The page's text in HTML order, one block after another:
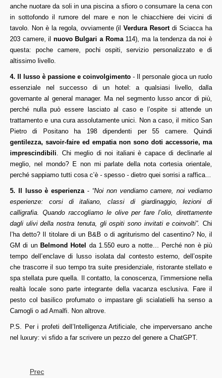
anche nuotare da soli in una piscina a sfioro o consumare la cena con
in sottofondo il rumore del mare e non le chiacchiere dei vicini di
tavolo. Non è la regola, ovviamente (ilVerdura Resortdi Sciacca ha
203 camere, il nuovo Bulgari a Roma114), ma la tendenza da noi è
questa: poche camere, pochi ospiti, servizio personalizzato e di
altissimo livello.
4. Il lusso è passione e coinvolgimento - Il personale gioca un ruolo
essenziale nel successo di un hotel: a qualsiasi livello, dalla
governante al general manager. Ma nel segmento lusso ancor di più,
perché nulla può essere lasciato al caso e l’ospite si attende un
trattamento e una cura assolutamente unici. Non a caso, il mitico San
Pietro di Positano ha 198 dipendenti per 55 camere. Quindi
gentilezza, savoir-faire ed empatia non sono doti accessorie, ma
imprescindibili. Chi meglio di noi italiani è capace di declinarle al
meglio, nel mondo? E non mi parlate della nota cortesia orientale,
perché sappiamo tutti cosa c’è - spesso - dietro quei sorrisi a raffica...
5. Il lusso è esperienza- “Noi non vendiamo camere, noi vediamo
esperienze: corsi di italiano, classi di giardinaggio, lezioni di
calligrafia. Quando raccogliamo le olive per fare l’olio, direttamente
dagli ulivi della nostra tenuta, gli ospiti sono invitati e coinvolti”. Chi
l’ha detto? Il titolare di un B&B o di agriturismo del casentino? No, il
GM di un Belmond Hotel
da 1.550 euro a notte… Perché non è più
tempo dell’enclave di lusso isolata dal contesto esterno, dell’ospite
che trascorre il suo tempo tra suite presidenziale, ristorante stellato e
spa stellata pure quella. Il contatto, la conoscenza, l’immersione nella
realtà locale sono parte integrante della vacanza esclusiva. Fare il
pesto col basilico profumato o impastare gli scialatielli ha senso a
Camogli o ad Amalfi. Non altrove.
P.S. Per i profeti dell’Intelligenza Artificiale, che imperversano anche
nel luxury: vi sfido a far scrivere un pezzo del genere a ChatGPT.
Prec